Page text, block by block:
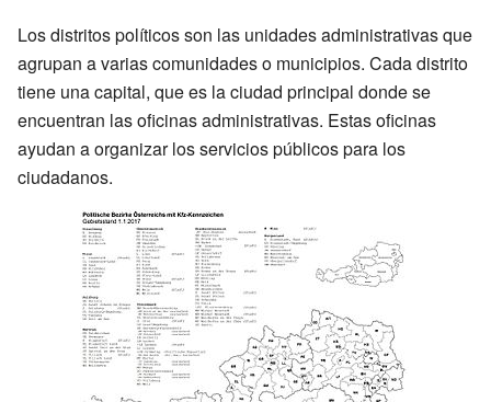
Los distritos políticos son las unidades administrativas que
agrupan a varias comunidades o municipios. Cada distrito
tiene una capital, que es la ciudad principal donde se
encuentran las oficinas administrativas. Estas oficinas
ayudan a organizar los servicios públicos para los
ciudadanos.